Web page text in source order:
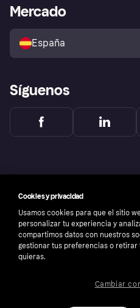
Directorio de tiendas
Política de protección al
comprador de Klarna
Reclamaciones
Acceso empresas
Mercado
España
Síguenos
los derechos reservados. Klarna Bank AB
Número de empresa: 556737-0431
Cookies y privacidad
Usamos cookies para que el sitio
personalizar tu experiencia y
compartimos datos con nuestros
gestionar tus preferencias o
quieras.
Cambiar